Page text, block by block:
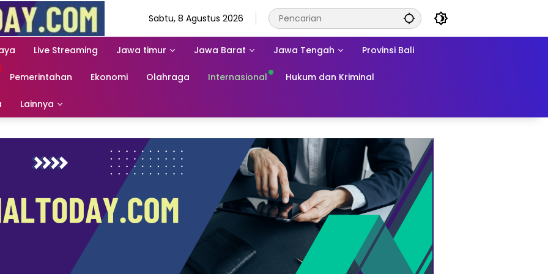
Sabtu, 8 Agustus 2026
Live Streaming Jawa timur Jawa Barat Jawa Tengah Provinsi Bali
Pemerintahan Ekonomi Olahraga Internasional Hukum dan Kriminal
Lainnya